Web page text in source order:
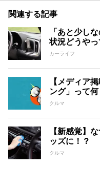
関連する記事
「あと少し
状況どうや
カーライフ
【メディア
ング」って何
クルマ
【新感覚】
ッズに！？
クルマ